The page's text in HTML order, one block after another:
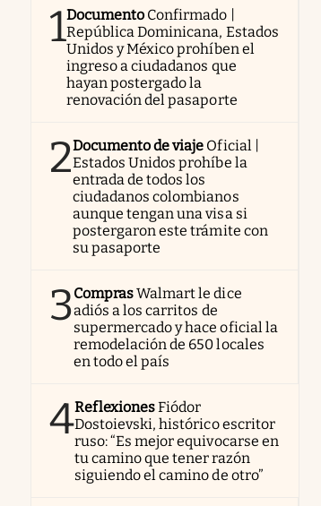
1Documento Confirmado |
República Dominicana, Estados
Unidos y México prohíben el
ingreso a ciudadanos que
hayan postergado la
renovación del pasaporte
2Documento de viaje Oficial |
Estados Unidos prohíbe la
entrada de todos los
ciudadanos colombianos
aunque tengan una visa si
postergaron este trámite con
su pasaporte
3ComprasWalmart le dice
adiós a los carritos de
supermercado y hace oficial la
remodelación de 650 locales
en todo el país
4ReflexionesFiódor
Dostoievski, histórico escritor
ruso: “Es mejor equivocarse en
tu camino que tener razón
siguiendo el camino de otro”